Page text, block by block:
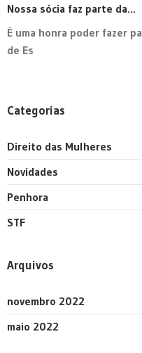
Nossa sócia faz parte da...
É uma honra poder fazer
de Es
Categorias
Direito das Mulheres
Novidades
Penhora
STF
Arquivos
novembro 2022
maio 2022